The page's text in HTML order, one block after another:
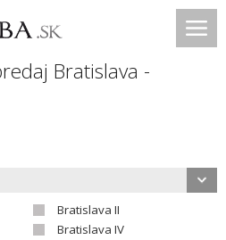
Bratislava -
Bratislava II
Bratislava IV